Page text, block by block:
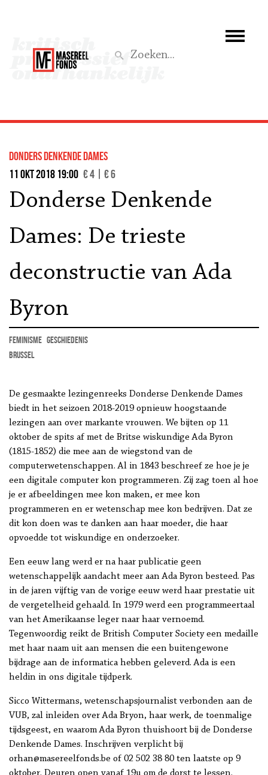
Wat we doen
Steun ons
Aktief
donders denkende dames
11 okt 2018 19:00 € 4 | € 6
Donderse Denkende
Dames: De trieste
deconstructie van Ada
Byron
feminisme geschiedenis
Brussel
De gesmaakte lezingenreeks Donderse Denkende Dames
biedt in het seizoen 2018-2019 opnieuw hoogstaande
lezingen aan over markante vrouwen. We bijten op 11
oktober de spits af met de Britse wiskundige Ada Byron
(1815-1852) die mee aan de wiegstond van de
computerwetenschappen. Al in 1843 beschreef ze hoe je je
een digitale computer kon programmeren. Zij zag toen al hoe
je er afbeeldingen mee kon maken, er mee kon
programmeren en er wetenschap mee kon bedrijven. Dat ze
dit kon doen was te danken aan haar moeder, die haar
opvoedde tot wiskundige en onderzoeker.
Een eeuw lang werd er na haar publicatie geen
wetenschappelijk aandacht meer aan Ada Byron besteed. Pas
in de jaren vijftig van de vorige eeuw werd haar prestatie uit
de vergetelheid gehaald. In 1979 werd een programmeertaal
van het Amerikaanse leger naar haar vernoemd.
Tegenwoordig reikt de British Computer Society een medaille
met haar naam uit aan mensen die een buitengewone
bijdrage aan de informatica hebben geleverd. Ada is een
heldin in ons digitale tijdperk.
Sicco Wittermans, wetenschapsjournalist verbonden aan de
VUB, zal inleiden over Ada Bryon, haar werk, de toenmalige
tijdsgeest, en waarom Ada Byron thuishoort bij de Donderse
Denkende Dames. Inschrijven verplicht bij
orhan@masereelfonds.be of 02 502 38 80 ten laatste op 9